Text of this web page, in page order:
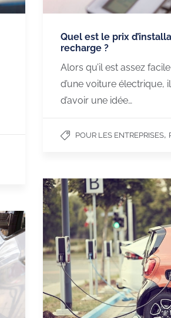
Quel est le prix
recharge ?
Alors qu’il est assez
d’une voiture électrique,
d’avoir une idée…
POUR LES ENTREPRISES,